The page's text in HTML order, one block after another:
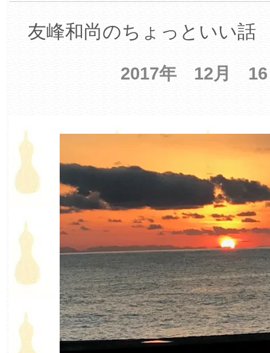
友峰和尚のちょっといい話
2017年 12月